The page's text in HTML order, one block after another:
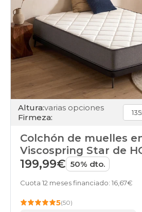
29
30
31
32
33
firme
muy-
Altura:varias opciones
Firmeza:
Colchón de muelles
Viscospring Star de
199,99€ 50% dto.
Cuota 12 meses financiado: 16,67€
5(50)